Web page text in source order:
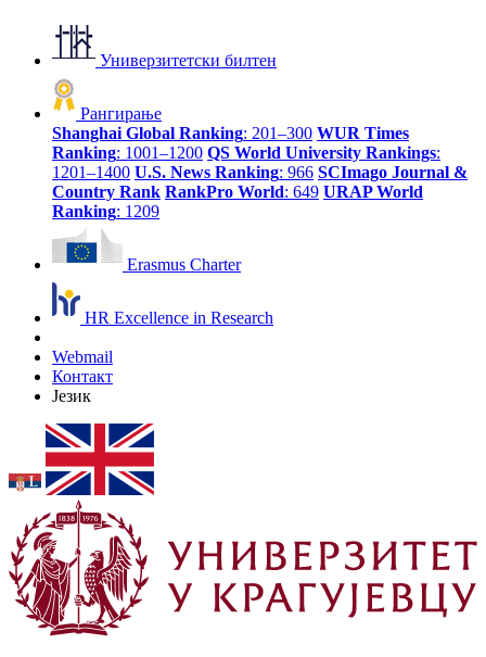
Универзитетски билтен
Рангирање
Shanghai Global Ranking: 201–300 WUR Times
Ranking: 1001–1200 QS World University Rankings:
1201–1400 U.S. News Ranking: 966 SCImago Journal &
Country Rank RankPro World: 649 URAP World
Ranking: 1209
Erasmus Charter
HR Excellence in Research
Webmail
Контакт
Језик